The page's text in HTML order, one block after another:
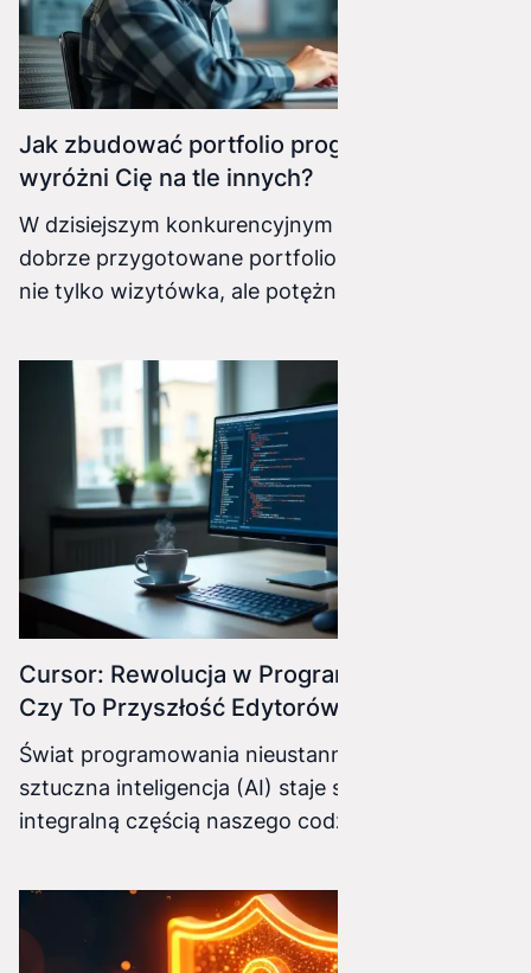
Jak zbudować portfolio programisty, które
wyróżni Cię na tle innych?
W dzisiejszym konkurencyjnym świecie IT,
dobrze przygotowane portfolio programisty to
nie tylko wizytówka, ale potężne narzędzie,
pracy. Nie wystarczy jednak wrzucić kilku
przypadkowych projektów. Aby Twoje portfolio
naprawdę zabłysło i przyciągnęło uwagę
rekruterów, musi być przemyślane i starannie
przygotowane
Cursor: Rewolucja w Programowaniu z AI –
Czy To Przyszłość Edytorów Kodu?
Świat programowania nieustannie ewoluuje, a
sztuczna inteligencja (AI) staje się coraz bardziej
integralną częścią naszego codziennego
GitHub Copilot, na horyzoncie pojawia się
kolejne narzędzie, które obiecuje przenieść
współpracę z AI na zupełnie nowy poziom –